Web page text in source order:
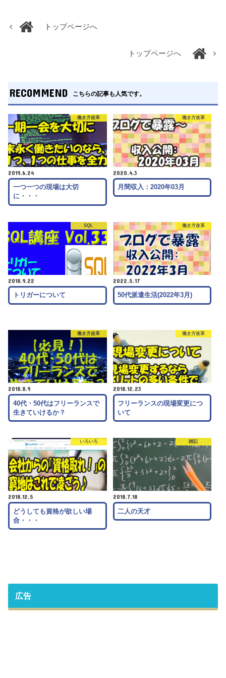
トップページへ
トップページへ
RECOMMEND こちらの記事も人気です。
働き方改革
2019.6.24
一つ一つの現場は大切
に・・・
働き方改革
2020.4.3
月間収入：2020年03月
SQL
2018.9.22
トリガーについて
働き方改革
2022.5.17
50代派遣生活(2022年3月)
働き方改革
2018.8.9
40代・50代はフリーランスで
生きていけるか？
働き方改革
2018.12.23
フリーランスの現場変更につ
いて
いろいろ
2018.12.5
どうしても資格が欲しい場
合・・・
雑記
2018.7.18
二人の天才
広告